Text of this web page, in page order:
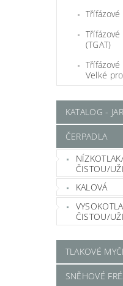
(TGAT)
Velké
KATALOG -
ČERPADLA
ČISTOU/
KALOVÁ
ČISTOU/
TLAKOVÉ
SNĚHOVÉ